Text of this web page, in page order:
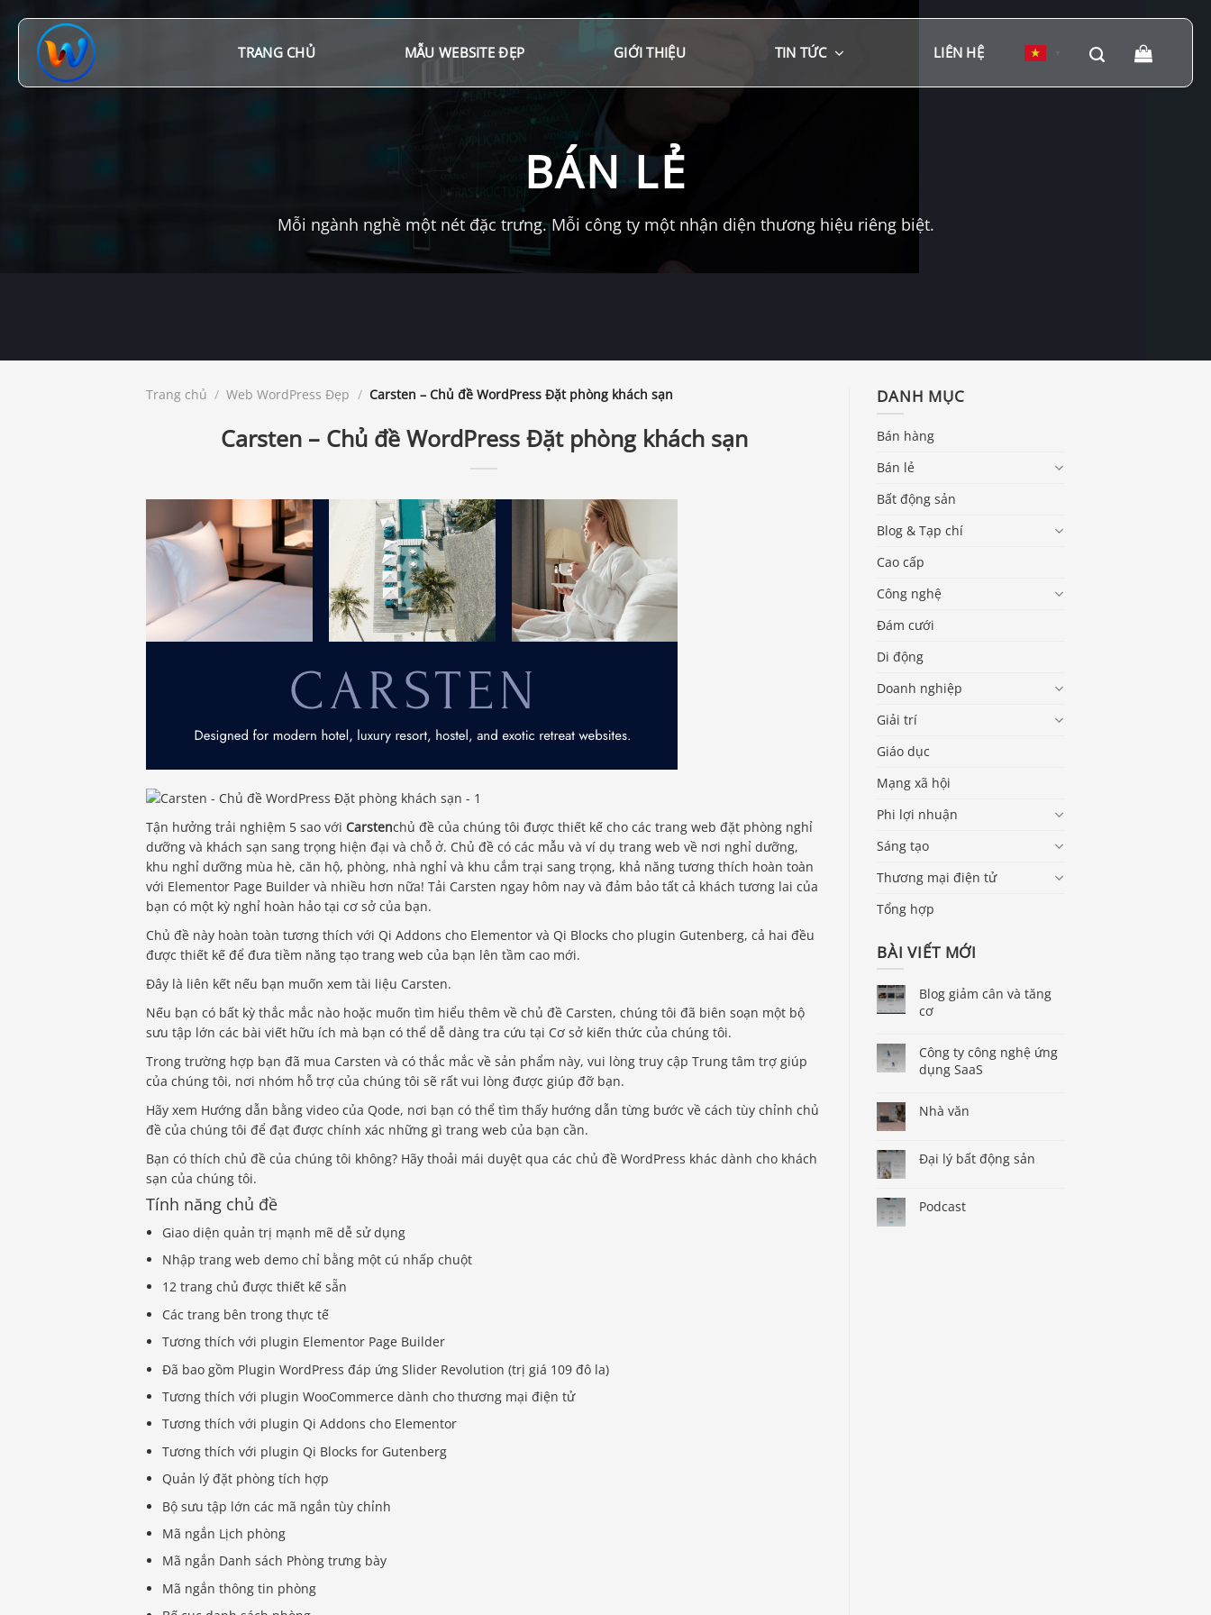
đến
TRANG CHỦ MẪU WEBSITE ĐẸP GIỚI THIỆU TIN TỨC LIÊN HỆ
BÁN LẺ
Mỗi ngành nghề một nét đặc trưng. Mỗi công ty một nhận diện thương hiệu riêng biệt.
Trang chủ / Web WordPress Đẹp / Carsten – Chủ đề WordPress Đặt phòng khách sạn
Carsten – Chủ đề WordPress Đặt phòng khách sạn
Tận hưởng trải nghiệm 5 sao với Carstenchủ đề của chúng tôi được thiết kế cho các trang web đặt phòng nghỉ
dưỡng và khách sạn sang trọng hiện đại và chỗ ở. Chủ đề có các mẫu và ví dụ trang web về nơi nghỉ dưỡng,
khu nghỉ dưỡng mùa hè, căn hộ, phòng, nhà nghỉ và khu cắm trại sang trọng, khả năng tương thích hoàn toàn
với Elementor Page Builder và nhiều hơn nữa! Tải Carsten ngay hôm nay và đảm bảo tất cả khách tương lai của
bạn có một kỳ nghỉ hoàn hảo tại cơ sở của bạn.
Chủ đề này hoàn toàn tương thích với Qi Addons cho Elementor và Qi Blocks cho plugin Gutenberg, cả hai đều
được thiết kế để đưa tiềm năng tạo trang web của bạn lên tầm cao mới.
Đây là liên kết nếu bạn muốn xem tài liệu Carsten.
Nếu bạn có bất kỳ thắc mắc nào hoặc muốn tìm hiểu thêm về chủ đề Carsten, chúng tôi đã biên soạn một bộ
sưu tập lớn các bài viết hữu ích mà bạn có thể dễ dàng tra cứu tại Cơ sở kiến ​​thức của chúng tôi.
Trong trường hợp bạn đã mua Carsten và có thắc mắc về sản phẩm này, vui lòng truy cập Trung tâm trợ giúp
của chúng tôi, nơi nhóm hỗ trợ của chúng tôi sẽ rất vui lòng được giúp đỡ bạn.
Hãy xem Hướng dẫn bằng video của Qode, nơi bạn có thể tìm thấy hướng dẫn từng bước về cách tùy chỉnh chủ
đề của chúng tôi để đạt được chính xác những gì trang web của bạn cần.
Bạn có thích chủ đề của chúng tôi không? Hãy thoải mái duyệt qua các chủ đề WordPress khác dành cho khách
sạn của chúng tôi.
Tính năng chủ đề
Giao diện quản trị mạnh mẽ dễ sử dụng
Nhập trang web demo chỉ bằng một cú nhấp chuột
12 trang chủ được thiết kế sẵn
Các trang bên trong thực tế
Tương thích với plugin Elementor Page Builder
Đã bao gồm Plugin WordPress đáp ứng Slider Revolution (trị giá 109 đô la)
Tương thích với plugin WooCommerce dành cho thương mại điện tử
Tương thích với plugin Qi Addons cho Elementor
Tương thích với plugin Qi Blocks for Gutenberg
Quản lý đặt phòng tích hợp
Bộ sưu tập lớn các mã ngắn tùy chỉnh
Mã ngắn Lịch phòng
Mã ngắn Danh sách Phòng trưng bày
Mã ngắn thông tin phòng
DANH MỤC
Bán hàng
Bán lẻ
Bất động sản
Blog & Tạp chí
Cao cấp
Công nghệ
Đám cưới
Di động
Doanh nghiệp
Giải trí
Giáo dục
Mạng xã hội
Phi lợi nhuận
Sáng tạo
Thương mại điện tử
Tổng hợp
BÀI VIẾT MỚI
Blog giảm cân và tăng
cơ
Công ty công nghệ ứng
dụng SaaS
Nhà văn
Đại lý bất động sản
Podcast